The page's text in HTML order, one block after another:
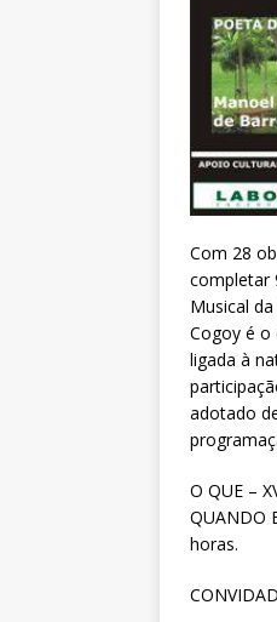
Com 28
completar
Musical
Cogoy é o
ligada à
adotado
O QUE –
QUANDO
horas.